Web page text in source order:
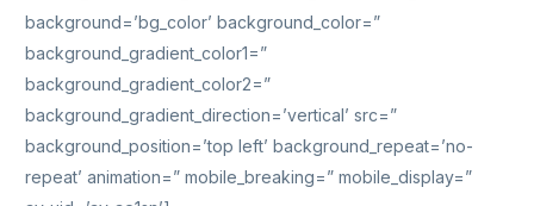
background=’bg_color’ background_color=”
background_gradient_color1=”
background_gradient_color2=”
background_gradient_direction=’vertical’ src=”
background_position=’top left’ background_repeat=’no-
repeat’ animation=” mobile_breaking=” mobile_display=”